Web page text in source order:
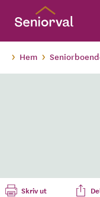
Hem
Skriv ut